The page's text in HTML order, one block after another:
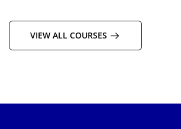
VIEW ALL COURSES